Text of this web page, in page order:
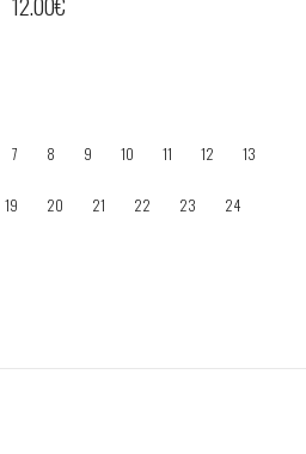
12.00€
7 8 9 10 11 12 13
19 20 21 22 23 24